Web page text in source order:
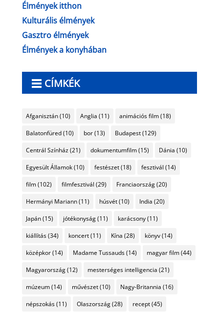
Élmények itthon
Kulturális élmények
Gasztro élmények
Élmények a konyhában
CÍMKÉK
Afganisztán(10) Anglia (11) animációs film(18)
Balatonfüred(10) bor(13) Budapest(129)
Centrál Színház(21) dokumentumfilm(15) Dánia (10)
Egyesült Államok(10) festészet(18) fesztivál (14)
film(102) filmfesztivál (29) Franciaország(20)
Hermányi Mariann(11) húsvét(10) India (20)
Japán(15) jótékonyság(11) karácsony(11)
kiállítás(34) koncert(11) Kína (28) könyv(14)
középkor(14) Madame Tussauds(14) magyar film(44)
Magyarország(12) mesterséges intelligencia (21)
múzeum(14) művészet(10) Nagy-Britannia (16)
népszokás(11) Olaszország(28) recept(45)